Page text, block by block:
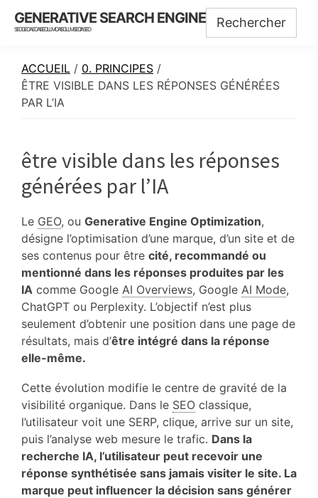
Skip
Skip
Skip
GENERATIVE SEARCH ENGINE
SEO GEO AEO AISEO LLMO AISO LLMSEO IASEO
ACCUEIL / 0. PRINCIPES /
ÊTRE VISIBLE DANS LES RÉPONSES GÉNÉRÉES
PAR L’IA
être visible dans les réponses
générées par l’IA
Le GEO, ou Generative Engine Optimization,
désigne l’optimisation d’une marque, d’un site et de
ses contenus pour être cité, recommandé ou
mentionné dans les réponses produites par les
IA comme Google AI Overviews, Google AI Mode,
ChatGPT ou Perplexity. L’objectif n’est plus
seulement d’obtenir une position dans une page de
résultats, mais d’être intégré dans la réponse
elle-même.
Cette évolution modifie le centre de gravité de la
visibilité organique. Dans le SEO classique,
l’utilisateur voit une SERP, clique, arrive sur un site,
puis l’analyse web mesure le trafic. Dans la
recherche IA, l’utilisateur peut recevoir une
réponse synthétisée sans jamais visiter le site. La
marque peut influencer la décision sans générer